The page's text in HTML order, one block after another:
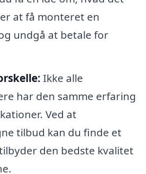
at få monteret en
undgå at betale for
Ikke alle
har den samme erfaring
Ved at
tilbud kan du finde et
den bedste kvalitet